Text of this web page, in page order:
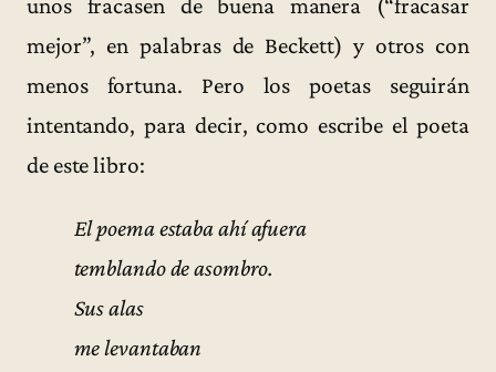
mejor”, en palabras de Beckett) y otros con
menos fortuna. Pero los poetas seguirán
intentando, para decir, como escribe el poeta
de este libro:
El poema estaba ahí afuera
temblando de asombro.
Sus alas
me levantaban